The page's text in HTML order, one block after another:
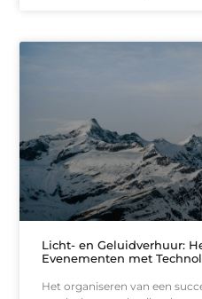
Licht- en Geluidverhuur:
Evenementen met
Het organiseren van een